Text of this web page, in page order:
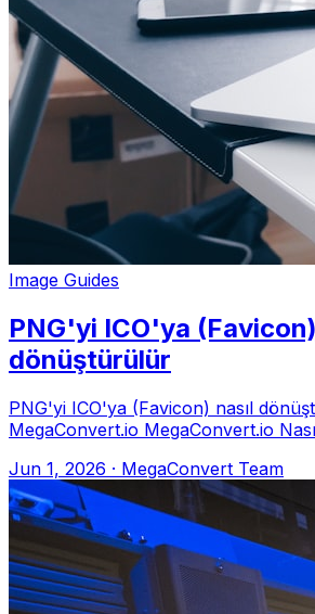
Image Guides
PNG'yi ICO'ya (Favicon)
dönüştürülür
PNG'yi ICO'ya (Favicon) nasıl
MegaConvert.io MegaConvert.io Nasıl Gidin
Jun 1, 2026 · MegaConvert Team